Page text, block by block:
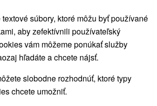
AKCIOVÉ POBYTY RECENZIE
recenzií
súbory, ktoré môžu byť používané
aby zefektívnili používateľský
vám môžeme ponúkať služby
hľadáte a chcete nájsť.
slobodne rozhodnúť, ktoré typy
chcete umožniť.